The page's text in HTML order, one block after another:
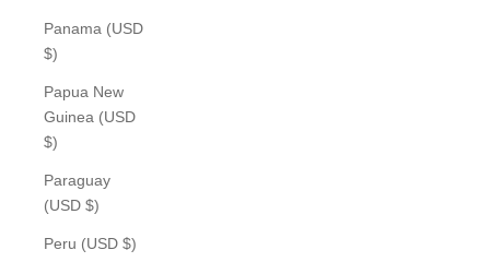
Panama (USD
$)
Papua New
Guinea (USD
$)
Paraguay
(USD $)
Peru (USD $)